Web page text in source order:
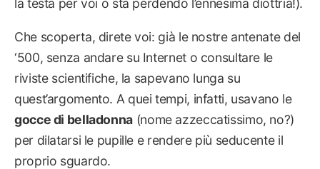
la testa per voi o sta perdendo l’ennesima diottria!).
Che scoperta, direte voi: già le nostre antenate del
‘500, senza andare su Internet o consultare le
riviste scientifiche, la sapevano lunga su
quest’argomento. A quei tempi, infatti, usavano le
gocce di belladonna(nome azzeccatissimo, no?)
per dilatarsi le pupille e rendere più seducente il
proprio sguardo.